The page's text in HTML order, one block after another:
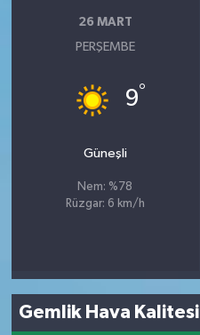
26 MART
PERŞEMBE
9°
Güneşli
Nem: %78
Rüzgar: 6 km/h
Gemlik Hava Kalitesi